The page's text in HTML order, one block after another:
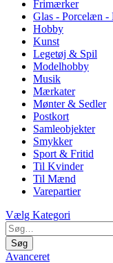
Frimærker
Glas - Porcelæn -
Hobby
Kunst
Legetøj & Spil
Modelhobby
Musik
Mærkater
Mønter & Sedler
Postkort
Samleobjekter
Smykker
Sport & Fritid
Til Kvinder
Til Mænd
Varepartier
Vælg Kategori
Søg
Avanceret